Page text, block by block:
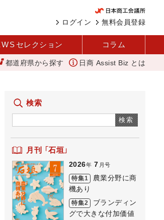
無料会員登録
ログイン
セレクション コラム
業分野に商機あり REACT 「あったらいいね
都道府県から探す 日商 Assist Biz とは
検索
検索
月刊 「石垣」
2026年 7 月号
特集1
農業分野に商
機あり
特集2
ブランディン
グで大きな付加価値